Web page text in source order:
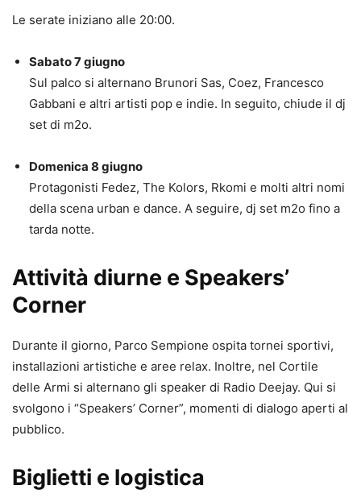
Le serate iniziano alle 20:00.
Sabato 7 giugno
Sul palco si alternano Brunori Sas, Coez, Francesco
Gabbani e altri artisti pop e indie. In seguito, chiude il dj
set di m2o.
Domenica 8 giugno
Protagonisti Fedez, The Kolors, Rkomi e molti altri nomi
della scena urban e dance. A seguire, dj set m2o fino a
tarda notte.
Attività diurne e Speakers’
Corner
Durante il giorno, Parco Sempione ospita tornei sportivi,
installazioni artistiche e aree relax. Inoltre, nel Cortile
delle Armi si alternano gli speaker di Radio Deejay. Qui si
svolgono i “Speakers’ Corner”, momenti di dialogo aperti al
pubblico.
Biglietti e logistica